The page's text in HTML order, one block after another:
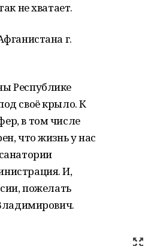
не хватает.
г.
Республике
своё крыло. К
в том числе
что жизнь у нас
И,
пожелать